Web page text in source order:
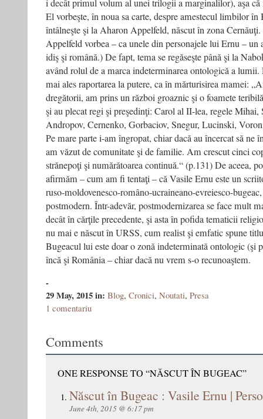
i decât primul volum al unei trilogii a marginalilor), aşa
El vorbeşte, în noua sa carte, despre amestecul limbilor în
întâlneşte şi la Aharon Appelfeld, născut în zona
Appelfeld vorbea – ca unele din personajele lui Ernu – un
idiş şi română.) De fapt, tema se regăseşte până şi la
având rolul de a marca indeterminarea ontologică a lumii.
mai ales raportarea la putere, ca în mărturisirea mamei:
dregătorii, am prins un război groaznic şi o foamete
şi au plecat regi şi preşedinţi: Carol al II-lea, regele
Andropov, Cernenko, Gorbaciov, Snegur, Lucinski,
Pe mare parte i-am îngropat, chiar dacă au încercat să
am văzut de comunitate şi de familie. Am crescut cinci
strănepoţi şi numărătoarea continuă.“ (p.131) De aceea,
afirmăm – cum am fi tentaţi – că Vasile Ernu este un
ruso-moldovenesco-româno-ucraineano-evreiesco-
postmodern. Într-adevăr, postmodernizarea se face mult
decât în cărţile precedente, şi asta în pofida tematicii
nu mai e născut în URSS, cum realist şi emfatic spune
Bugeacul lui este doar o zonă indeterminată ontologic (şi
încă şi România – chiar dacă nu vrem s-o recunoaştem.
-
29 May, 2015in: Blog, Cronici, Noutati, Presa
1 comentariu
Comments
ONE RESPONSE TO “NĂSCUT ÎN BUGEAC”
Născut în Bugeac : Vasile Ernu |
June 4th, 2015 @ 6:17 pm